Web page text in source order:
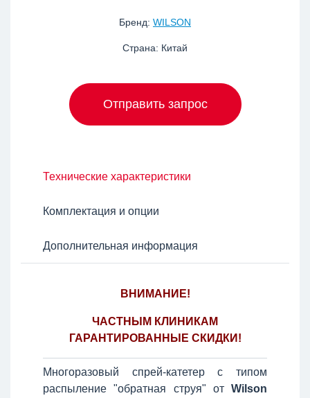
Бренд: WILSON
Страна: Китай
Отправить запрос
Технические характеристики
Комплектация и опции
Дополнительная информация
ВНИМАНИЕ!
ЧАСТНЫМ КЛИНИКАМ
ГАРАНТИРОВАННЫЕ СКИДКИ!
Многоразовый спрей-катетер с типом
распыление "обратная струя" от Wilson